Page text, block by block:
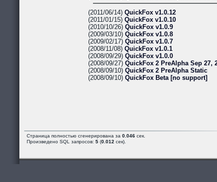
(2011/06/14) QuickFox v1.0.12
(2011/01/15) QuickFox v1.0.10
(2010/10/26) QuickFox v1.0.9
(2009/03/10) QuickFox v1.0.8
(2009/02/17) QuickFox v1.0.7
(2008/11/08) QuickFox v1.0.1
(2008/09/29) QuickFox v1.0.0
(2008/09/27) QuickFox 2 PreAlpha Sep 27,
(2008/09/10) QuickFox 2 PreAlpha Static
(2008/09/10) QuickFox Beta [no support]
Страница полностью сгенерирована за 0.046 сек.
Произведено SQL запросов: 5 (0.012 сек).